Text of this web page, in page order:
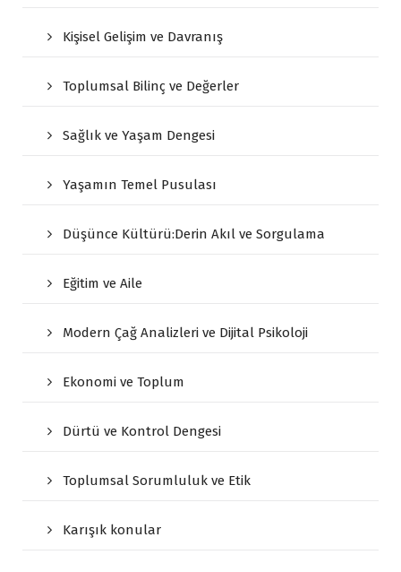
Kişisel Gelişim ve Davranış
Toplumsal Bilinç ve Değerler
Sağlık ve Yaşam Dengesi
Yaşamın Temel Pusulası
Düşünce Kültürü:Derin Akıl ve Sorgulama
Eğitim ve Aile
Modern Çağ Analizleri ve Dijital Psikoloji
Ekonomi ve Toplum
Dürtü ve Kontrol Dengesi
Toplumsal Sorumluluk ve Etik
Karışık konular